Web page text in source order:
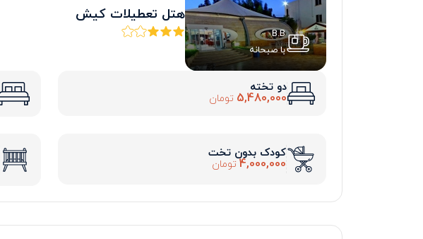
B.B
با صبحانه
هتل تعطیلات کیش
دو تخته
5,480,000 تومان
کودک بدون تخت
4,000,000 تومان